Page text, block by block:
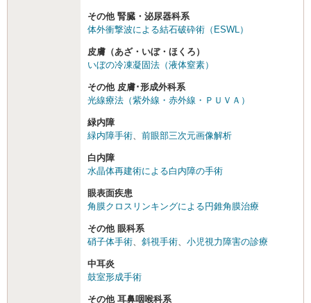
その他 腎臓・泌尿器科系
体外衝撃波による結石破砕術（ESWL）
皮膚（あざ・いぼ・ほくろ）
いぼの冷凍凝固法（液体窒素）
その他 皮膚･形成外科系
光線療法（紫外線・赤外線・ＰＵＶＡ）
緑内障
緑内障手術
前眼部三次元画像解析
白内障
水晶体再建術による白内障の手術
眼表面疾患
角膜クロスリンキングによる円錐角膜治療
その他 眼科系
硝子体手術
斜視手術 小児視力障害の診療
中耳炎
鼓室形成手術
その他 耳鼻咽喉科系